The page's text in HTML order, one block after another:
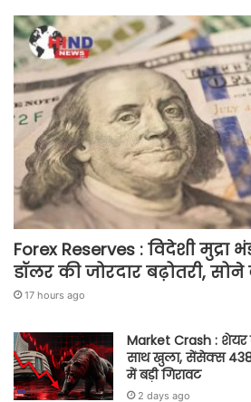
Forex Reserves : विदेशी मुद्रा
डॉलर की जोरदार बढ़ोतरी, सोने
17 hours ago
Market Crash : शेयर
साथ खुला, सेंसेक्स
में बड़ी गिरावट
2 days ago